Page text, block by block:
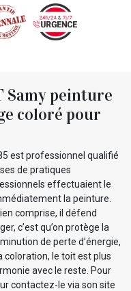
Samy peinture
coloré pour
est professionnel qualifié
de pratiques
effectuaient le
la peinture.
comprise, il défend
c’est qu’on protège la
de perte d’énergie,
coloration, le toit est plus
avec le reste. Pour
contactez-le via son site